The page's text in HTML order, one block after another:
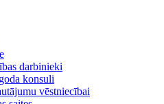
darbinieki
konsuli
vēstniecībai